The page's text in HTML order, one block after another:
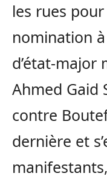
les rues
nomination
d’état-major
Ahmed Gaid
contre
dernière et